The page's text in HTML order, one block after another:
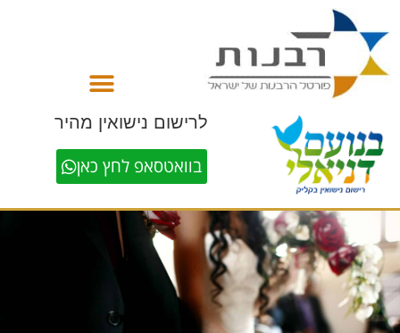
לרישום נישואין מהיר
בוואטסאפ לחץ כאן